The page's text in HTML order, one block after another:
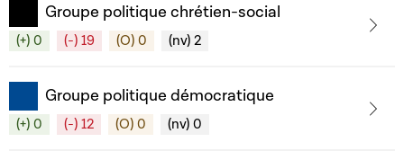
Groupe politique chrétien-social
(+) 0 (-) 19 (O) 0 (nv) 2
Groupe politique démocratique
(+) 0 (-) 12 (O) 0 (nv) 0